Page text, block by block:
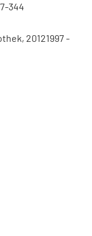
344
20121997 -